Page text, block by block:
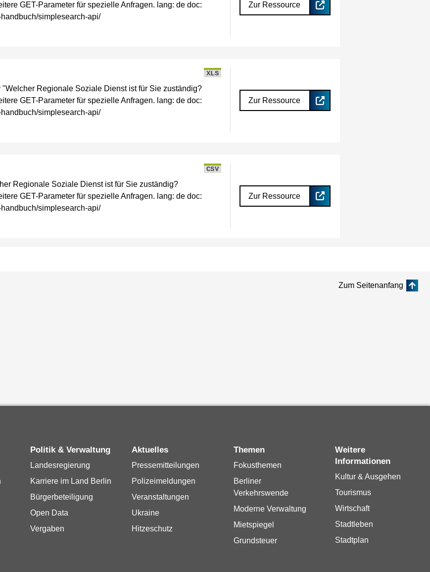
GET-Parameter für spezielle Anfragen. lang: de doc:
simplesearch-api/
Zur Ressource
XLS
Regionale Soziale Dienst ist für Sie zuständig?
GET-Parameter für spezielle Anfragen. lang: de doc:
simplesearch-api/
Zur Ressource
CSV
Regionale Soziale Dienst ist für Sie zuständig?
GET-Parameter für spezielle Anfragen. lang: de doc:
simplesearch-api/
Zur Ressource
Zum Seitenanfang
Politik & Verwaltung
Landesregierung
Karriere im Land Berlin
Bürgerbeteiligung
Open Data
Vergaben
Aktuelles
Pressemitteilungen
Polizeimeldungen
Veranstaltungen
Ukraine
Hitzeschutz
Themen
Fokusthemen
Berliner
Verkehrswende
Moderne Verwaltung
Mietspiegel
Grundsteuer
Weitere
Informationen
Kultur & Ausgehen
Tourismus
Wirtschaft
Stadtleben
Stadtplan